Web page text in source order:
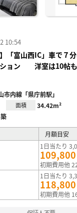
10:54
「富山西IC」車で７
ション 洋室は10帖
市内線「県庁前駅」
面積 34.42m²
月額目安
1日当たり
109,800
初期費用他
1日当たり
118,800
初期費用他